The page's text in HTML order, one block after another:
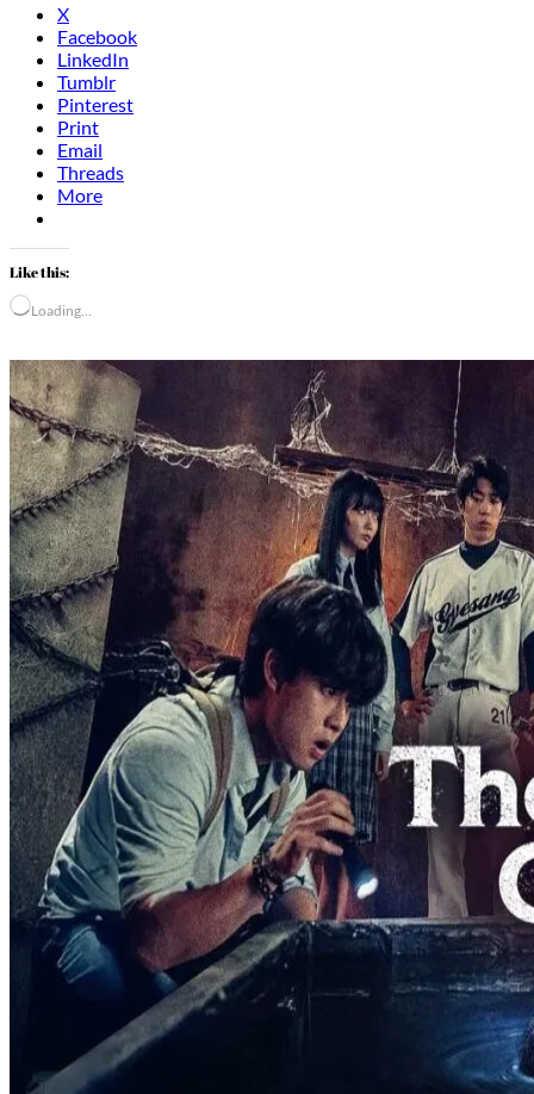
X
Facebook
LinkedIn
Tumblr
Pinterest
Print
Email
Threads
More
Like this:
Loading…